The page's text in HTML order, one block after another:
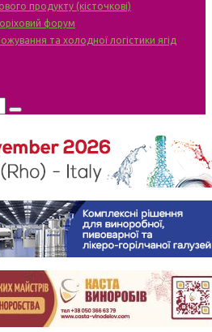
продукту (кісточкові)
форум
та холодної логістики ягід